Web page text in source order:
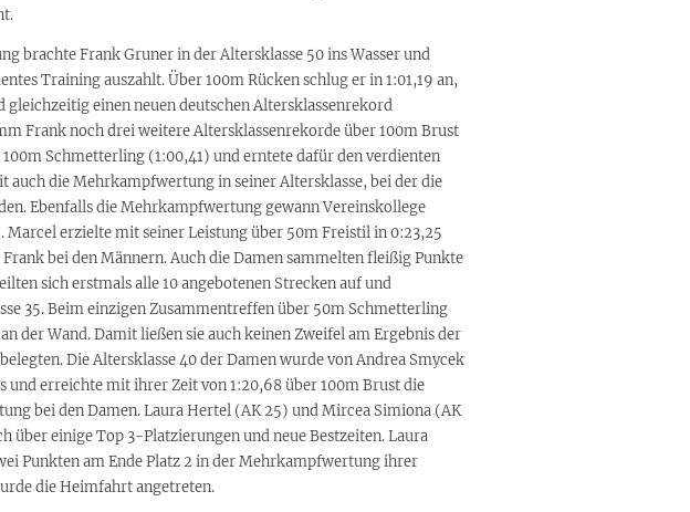
brachte Frank Gruner in der Altersklasse 50 ins Wasser und
Training auszahlt. Über 100m Rücken schlug er in 1:01,19 an,
gleichzeitig einen neuen deutschen Altersklassenrekord
Frank noch drei weitere Altersklassenrekorde über 100m Brust
Schmetterling (1:00,41) und erntete dafür den verdienten
auch die Mehrkampfwertung in seiner Altersklasse, bei der die
Ebenfalls die Mehrkampfwertung gewann Vereinskollege
Marcel erzielte mit seiner Leistung über 50m Freistil in 0:23,25
bei den Männern. Auch die Damen sammelten fleißig Punkte
sich erstmals alle 10 angebotenen Strecken auf und
35. Beim einzigen Zusammentreffen über 50m Schmetterling
der Wand. Damit ließen sie auch keinen Zweifel am Ergebnis der
Die Altersklasse 40 der Damen wurde von Andrea Smycek
und erreichte mit ihrer Zeit von 1:20,68 über 100m Brust die
bei den Damen. Laura Hertel (AK 25) und Mircea Simiona (AK
über einige Top 3-Platzierungen und neue Bestzeiten. Laura
Punkten am Ende Platz 2 in der Mehrkampfwertung ihrer
die Heimfahrt angetreten.